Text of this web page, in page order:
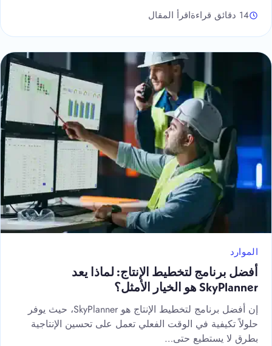
14 دقائق قراءة اقرأ المقال
الموارد
أفضل برنامج لتخطيط الإنتاج: لماذا يعد
SkyPlanner هو الخيار الأمثل؟
إن أفضل برنامج لتخطيط الإنتاج هو SkyPlanner، حيث يوفر
حلولاً تكيفية في الوقت الفعلي تعمل على تحسين الإنتاجية
بطرق لا يستطيع حتى…